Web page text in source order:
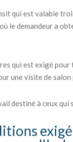
qui est valable
le demandeur a
qui est exigé
une visite de
destiné à ceux